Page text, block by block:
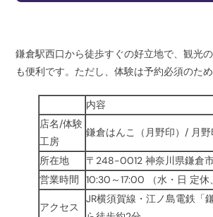
鎌倉駅西口から徒歩すぐの好立地で、観光
も便利です。ただし、体験は予約必須のため
内容
店名/体験
工房
鎌倉はんこ（月野印）/ 月
所在地
〒248-0012 神奈川県鎌倉
営業時間
10:30～17:00 （水・日 定休
アクセス
JR横須賀線・江ノ島電鉄「